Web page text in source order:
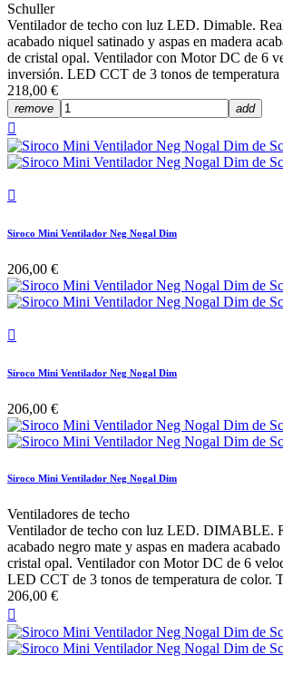
Schuller
Ventilador de techo con luz LED. Dimable.
acabado niquel satinado y aspas en madera
de cristal opal. Ventilador con Motor DC de 6
inversión. LED CCT de 3 tonos de temperatura
218,00 €
remove add


Siroco Mini Ventilador Neg Nogal Dim
206,00 €

Siroco Mini Ventilador Neg Nogal Dim
206,00 €
Siroco Mini Ventilador Neg Nogal Dim
Ventiladores de techo
Ventilador de techo con luz LED. DIMABLE.
acabado negro mate y aspas en madera
cristal opal. Ventilador con Motor DC de 6
LED CCT de 3 tonos de temperatura de color.
206,00 €
